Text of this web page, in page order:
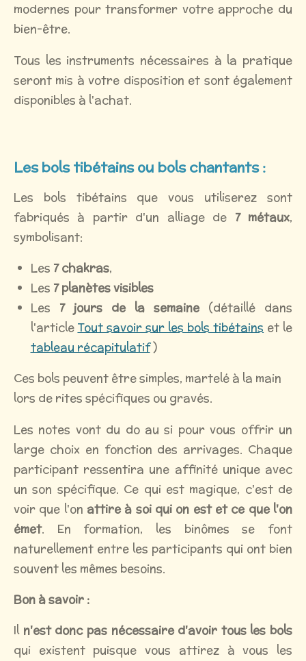
modernes pour transformer votre approche du
bien-être.
Tous les instruments nécessaires à la pratique
seront mis à votre disposition et sont également
disponibles à l'achat.
Les bols tibétains ou bols chantants :
Les bols tibétains que vous utiliserez sont
fabriqués à partir d'un alliage de 7 métaux,
symbolisant:
Les 7 chakras,
Les 7 planètes visibles
Les 7 jours de la semaine(détaillé dans
l'article Tout savoir sur les bols tibétains et le
tableau récapitulatif)
Ces bols peuvent être simples, martelé à la main
lors de rites spécifiques ou gravés.
Les notes vont du do au si pour vous offrir un
large choix en fonction des arrivages. Chaque
participant ressentira une affinité unique avec
un son spécifique. Ce qui est magique, c'est de
voir que l'on attire à soi qui on est et ce que l'on
émet. En formation, les binômes se font
naturellement entre les participants qui ont bien
souvent les mêmes besoins.
Bon à savoir :
Il n'est donc pas nécessaire d'avoir tous les bols
qui existent puisque vous attirez à vous les